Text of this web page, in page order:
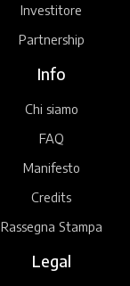
Investitore
Partnership
Info
Chi siamo
FAQ
Manifesto
Credits
Rassegna Stampa
Legal